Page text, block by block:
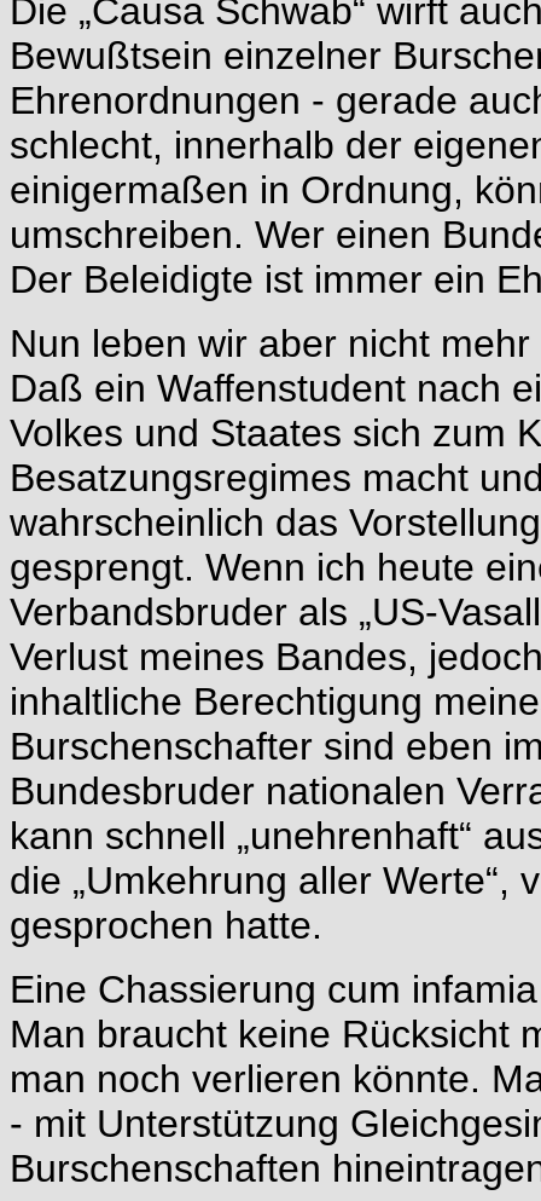
Die „Causa Schwab“ wirft
Bewußtsein einzelner
Ehrenordnungen - gerade
schlecht, innerhalb der
einigermaßen in Ordnung,
umschreiben. Wer einen
Der Beleidigte ist immer ein
Nun leben wir aber nicht
Daß ein Waffenstudent nach
Volkes und Staates sich zum
Besatzungsregimes macht
wahrscheinlich das
gesprengt. Wenn ich heute
Verbandsbruder als „US-
Verlust meines Bandes,
inhaltliche Berechtigung
Burschenschafter sind eben
Bundesbruder nationalen
kann schnell „unehrenhaft“
die „Umkehrung aller Werte“,
gesprochen hatte.
Eine Chassierung cum
Man braucht keine Rücksicht
man noch verlieren könnte.
- mit Unterstützung
Burschenschaften